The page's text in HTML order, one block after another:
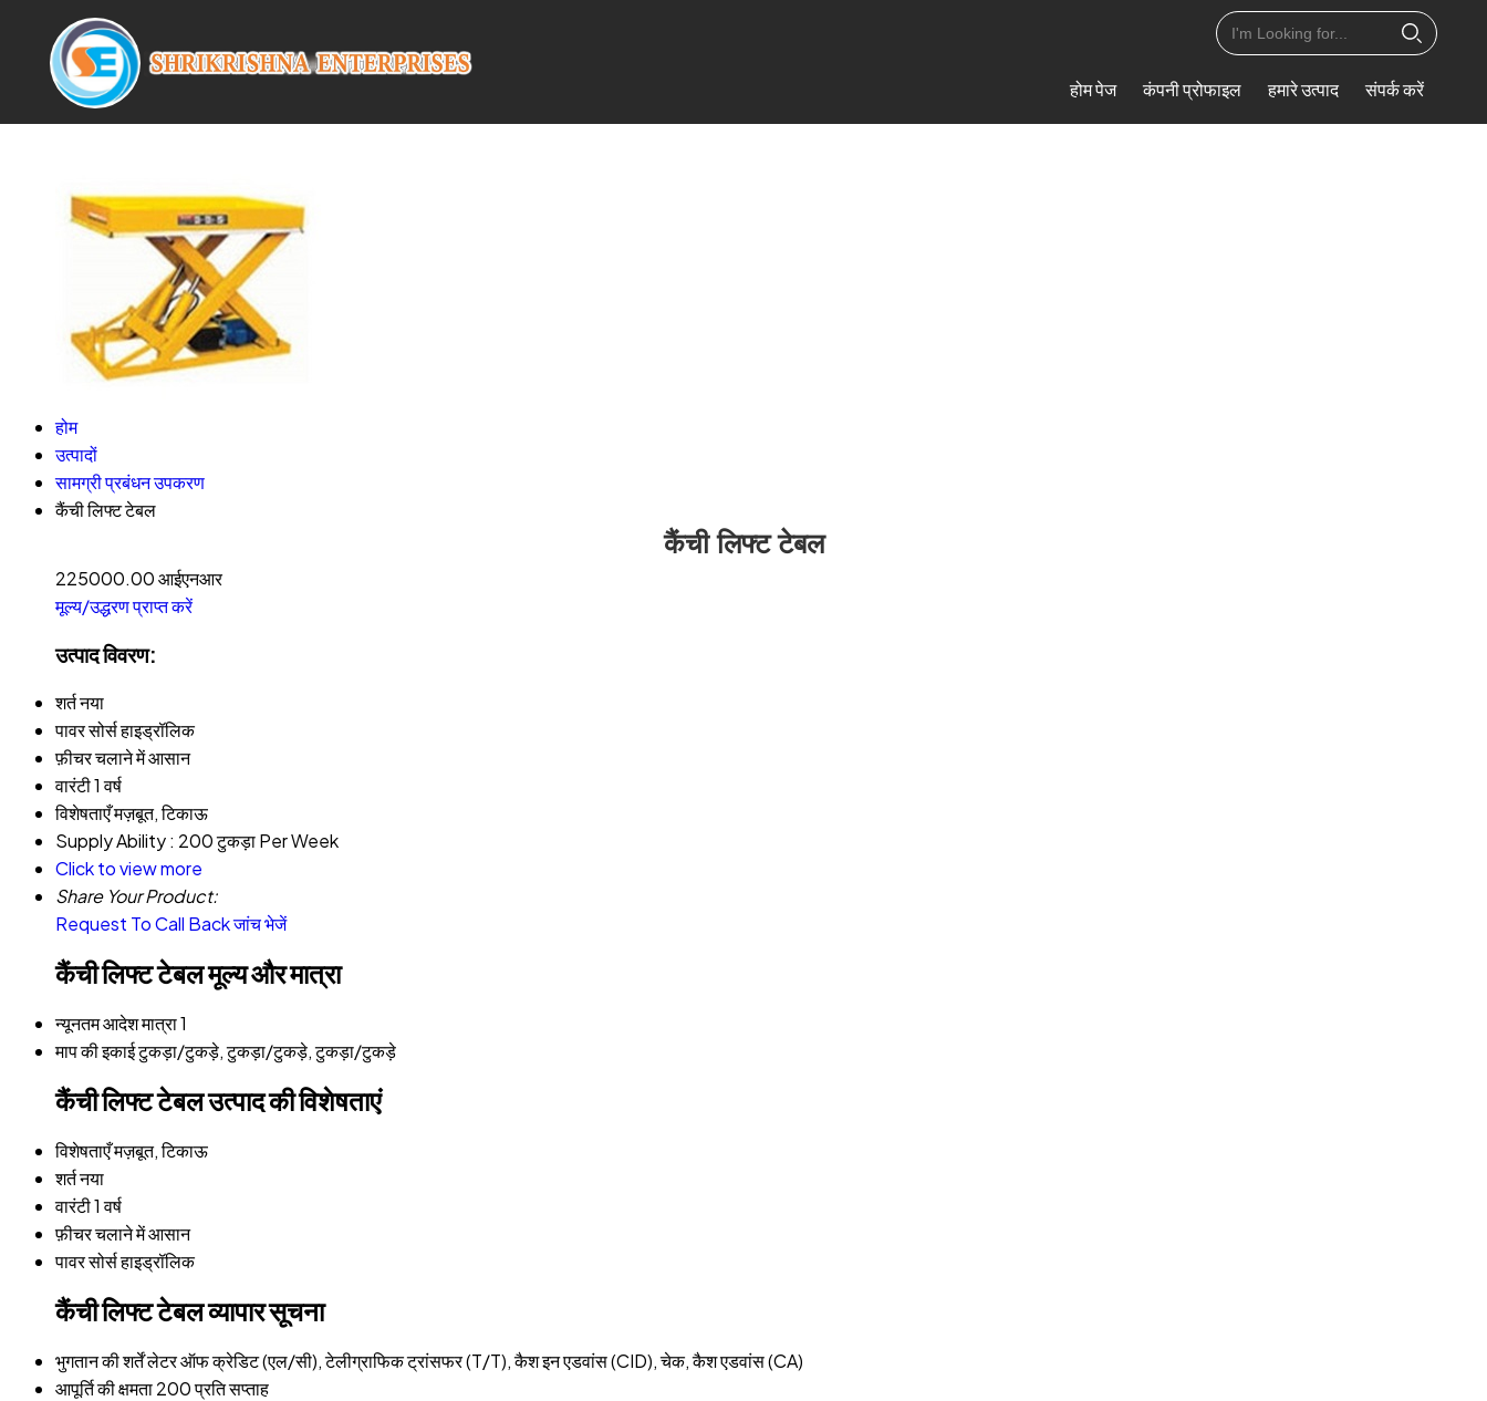
होम पेज कंपनी प्रोफाइल हमारे उत्पाद संपर्क करें
होम
उत्पादों
सामग्री प्रबंधन उपकरण
कैंची लिफ्ट टेबल
कैंची लिफ्ट टेबल
225000.00 आईएनआर
मूल्य/उद्धरण प्राप्त करें
उत्पाद विवरण:
शर्तनया
पावर सोर्सहाइड्रॉलिक
फ़ीचरचलाने में आसान
वारंटी1 वर्ष
विशेषताएँमज़बूत, टिकाऊ
Supply Ability : 200 टुकड़ा Per Week
Click to view more
Share Your Product:
Request To Call Backजांच भेजें
कैंची लिफ्ट टेबल मूल्य और मात्रा
न्यूनतम आदेश मात्रा1
माप की इकाईटुकड़ा/टुकड़े, टुकड़ा/टुकड़े, टुकड़ा/टुकड़े
कैंची लिफ्ट टेबल उत्पाद की विशेषताएं
विशेषताएँमज़बूत, टिकाऊ
शर्तनया
वारंटी1 वर्ष
फ़ीचरचलाने में आसान
पावर सोर्सहाइड्रॉलिक
कैंची लिफ्ट टेबल व्यापार सूचना
भुगतान की शर्तेंलेटर ऑफ क्रेडिट (एल/सी), टेलीग्राफिक ट्रांसफर (T/T), कैश इन एडवांस (CID), चेक, कैश एडवांस (CA)
आपूर्ति की क्षमता200 प्रति सप्ताह